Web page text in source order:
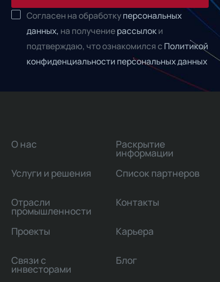
Согласен на обработкуперсональных
данных, на получениерассылоки
подтверждаю, что ознакомился с Политикой
конфиденциальности персональных данных
О нас
Услуги и решения
Отрасли
промышленности
Проекты
Связи с
инвесторами
Раскрытие
информации
Список партнеров
Контакты
Карьера
Блог